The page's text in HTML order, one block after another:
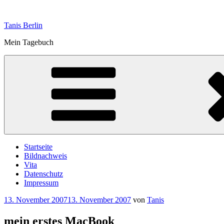
springen
Tanis Berlin
Mein Tagebuch
Startseite
Bildnachweis
Vita
Datenschutz
Impressum
Veröffentlicht
13. November 200713. November 2007 von Tanis
mein erstes MacBook